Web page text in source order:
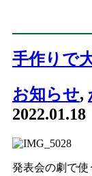
手作りで
お知らせ,
2022.01.18
発表会の劇で使